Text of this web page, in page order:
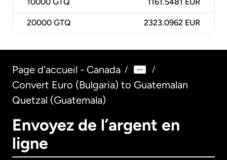
10000 GTQ 1161.5481 EUR
20000 GTQ 2323.0962 EUR
Page d'accueil - Canada / /
Convert Euro (Bulgaria) to Guatemalan
Quetzal (Guatemala)
Envoyez de l’argent en
ligne